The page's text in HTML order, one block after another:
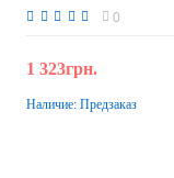
0
1 323грн.
Предзаказ
Наличие: Предзаказ